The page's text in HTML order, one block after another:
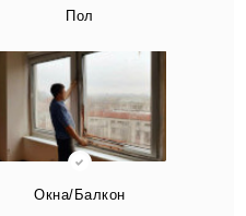
Пол
Окна/Балкон